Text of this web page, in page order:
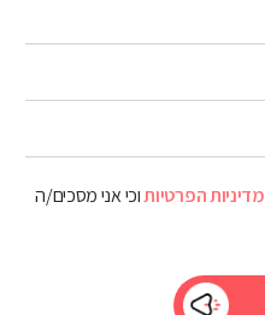
מדיניות הפרטיותוכי אני מסכים/ה